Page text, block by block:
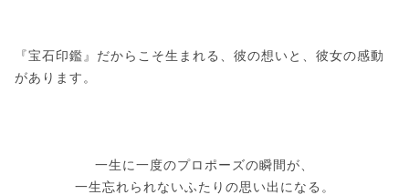
『宝石印鑑』だからこそ生まれる、彼の想いと、彼女の感動
があります。
一生に一度のプロポーズの瞬間が、
一生忘れられないふたりの思い出になる。